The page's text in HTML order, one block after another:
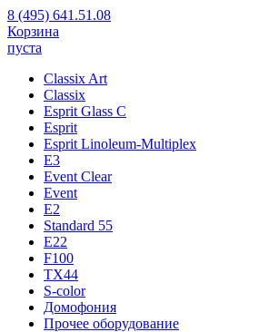
8 (495) 641.51.08
Корзина
пуста
Classix Art
Classix
Esprit Glass C
Esprit
Esprit Linoleum-Multiplex
E3
Event Clear
Event
E2
Standard 55
E22
F100
TX44
S-color
Домофония
Прочее оборудование